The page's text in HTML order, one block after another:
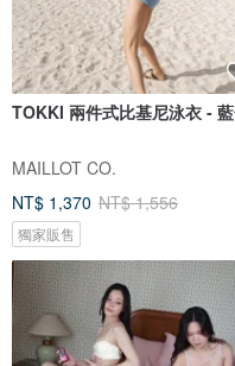
TOKKI 兩件式比基尼泳衣 -
MAILLOT CO.
NT$ 1,370 NT$ 1,556
獨家販售